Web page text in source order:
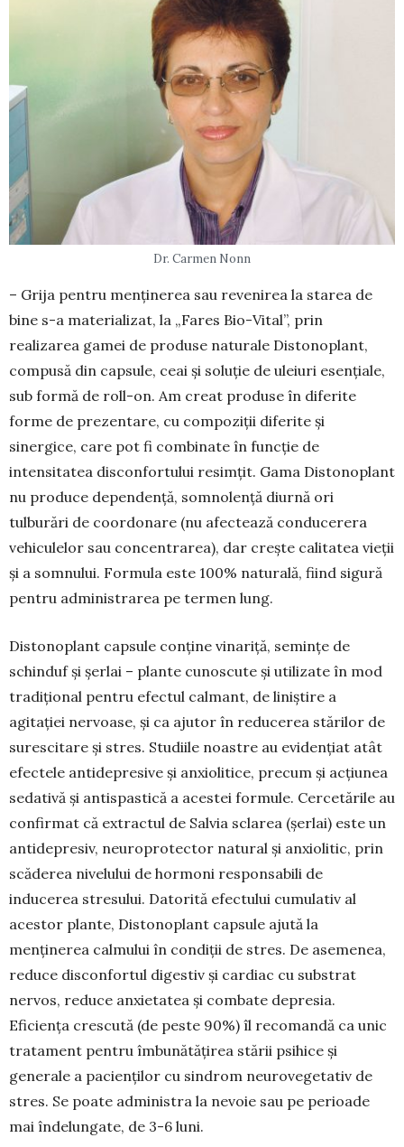
Dr. Carmen Nonn
– Grija pentru menținerea sau revenirea la starea de
bine s-a materializat, la „Fares Bio-Vital”, prin
realizarea gamei de produse naturale Disto­noplant,
compusă din capsule, ceai și soluție de uleiuri esențiale,
sub formă de roll-on. Am creat produse în diferite
forme de prezentare, cu com­poziții diferite și
sinergice, care pot fi combinate în funcție de
intensitatea disconfortului resimțit. Gama Distonoplant
nu produce dependență, som­nolență diurnă ori
tulburări de coordonare (nu afec­tează conducerera
vehiculelor sau concentrarea), dar crește calitatea vieții
și a somnului. Formula este 100% naturală, fiind sigură
pentru adminis­trarea pe termen lung.
Distonoplant capsule conține vinariţă, semințe de
schinduf și șerlai – plante cunoscute și utilizate în mod
tradițional pentru efectul calmant, de liniş­tire a
agitaţiei nervoase, și ca ajutor în redu­cerea stărilor de
surescitare şi stres. Studiile noastre au evidențiat atât
efectele antidepresive și anxiolitice, precum și acțiunea
sedativă şi antispas­tică a acestei formule. Cercetările au
confirmat că extractul de Salvia sclarea (șerlai) este un
antide­presiv, neuro­protector natural și anxiolitic, prin
scăderea nive­lului de hormoni responsabili de
inducerea stresu­lui. Datorită efectului cumulativ al
acestor plante, Distonoplant capsule ajută la
menţinerea calmului în condiţii de stres. De aseme­nea,
reduce discon­fortul digestiv și cardiac cu sub­strat
nervos, reduce anxietatea și combate depresia.
Eficiența crescută (de peste 90%) îl recomandă ca unic
tratament pen­tru îmbunătățirea stării psihice și
generale a pacien­ților cu sindrom neurovegetativ de
stres. Se poate administra la nevoie sau pe perioade
mai înde­lungate, de 3-6 luni.